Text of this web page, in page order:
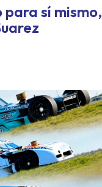
para sí mismo,